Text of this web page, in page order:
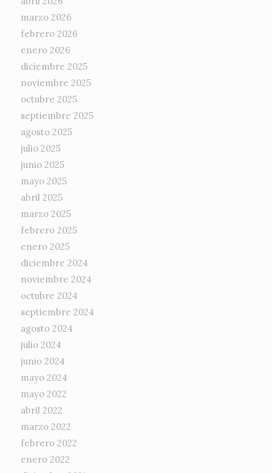
marzo 2026
febrero 2026
enero 2026
diciembre 2025
noviembre 2025
octubre 2025
septiembre 2025
agosto 2025
julio 2025
junio 2025
mayo 2025
abril 2025
marzo 2025
febrero 2025
enero 2025
diciembre 2024
noviembre 2024
octubre 2024
septiembre 2024
agosto 2024
julio 2024
junio 2024
mayo 2024
mayo 2022
abril 2022
marzo 2022
febrero 2022
enero 2022